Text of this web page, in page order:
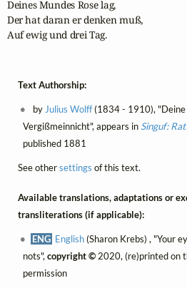
Deines Mundes Rose lag,
Der hat daran er denken muß,
Auf ewig und drei Tag.
Text Authorship:
by Julius Wolff(1834 - 1910), "Deine
Vergißmeinnicht", appears in Singuf:
published 1881
See othersettings of this text.
Available translations, adaptations or
transliterations (if applicable):
ENG English(Sharon Krebs) , "Your
nots",copyright ©2020, (re)printed on
permission